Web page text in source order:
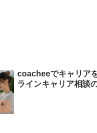
coacheeでキャリア
ラインキャリア相談